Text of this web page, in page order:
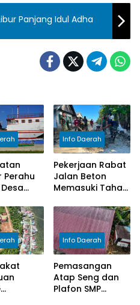
Panjang Idul Adha
Perahu
Info Daerah
Pekerjaan Rabat
Jalan Beton
Memasuki Tahap
Info Daerah
Pemasangan
Atap Seng dan
Plafon SMP